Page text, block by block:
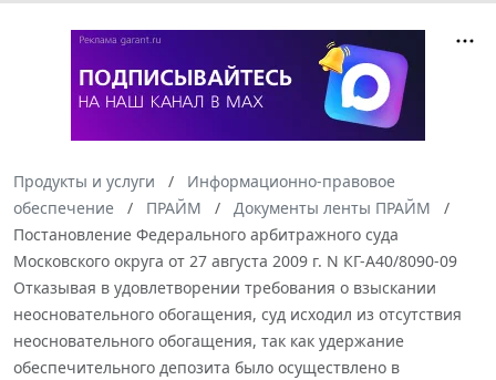
Продукты и услуги
Информационно-правовое
обеспечение
ПРАЙМ
Документы ленты ПРАЙМ
Постановление Федерального арбитражного суда
Московского округа от 27 августа 2009 г. N КГ-А40/8090-09
Отказывая в удовлетворении требования о взыскании
неосновательного обогащения, суд исходил из отсутствия
неосновательного обогащения, так как удержание
обеспечительного депозита было осуществлено в